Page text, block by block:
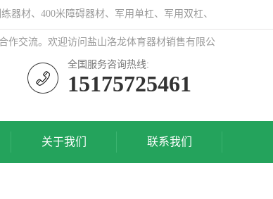
材、400米障碍器材、军用单杠、军用双杠、
作交流。欢迎访问盐山洛龙体育器材销售有限公
全国服务咨询热线:
15175725461
关于我们 联系我们